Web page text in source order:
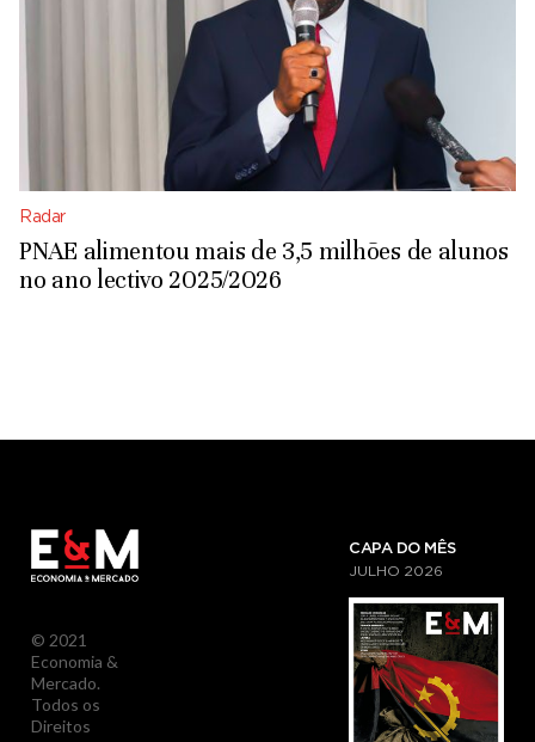
Radar
PNAE alimentou mais de 3,5 milhões de alunos
no ano lectivo 2025/2026
© 2021
Economia &
Mercado.
Todos os
Direitos
CAPA DO MÊS
JULHO 2026